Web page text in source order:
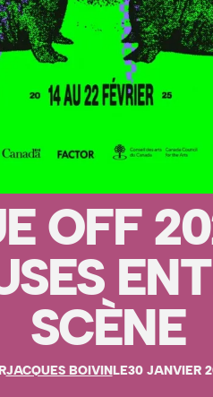
OFF
SCÈNE
JACQUES BOIVINLE30 JANVIER